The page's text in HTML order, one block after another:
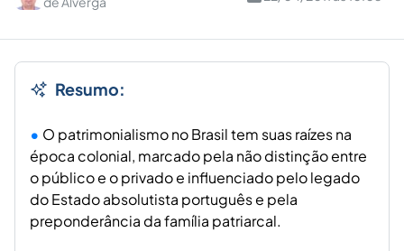
Resumo:
O patrimonialismo no Brasil tem suas raízes na
época colonial, marcado pela não distinção entre
o público e o privado e influenciado pelo legado
do Estado absolutista português e pela
preponderância da família patriarcal.